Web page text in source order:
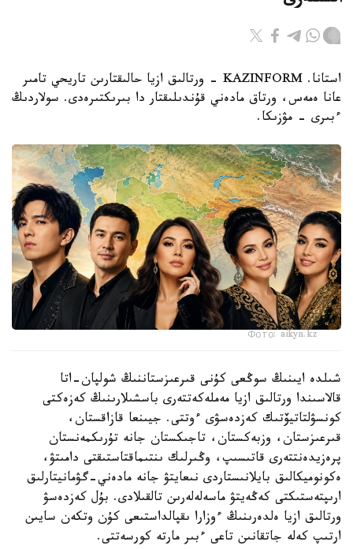
استانا. KAZINFORM - ورتالىق ازيا حالىقتارىن تاريحي تامىر
عانا ەمەس، ورتاق مادەني قۇندىلىقتار دا بىرىكتىرەدى. سولاردىڭ
ءبىرى – مۋزىكا.
Фото: aikyn.kz
شىلدە ايىنىڭ سوڭعى كۇنى قىرعىزستاننىڭ شولپان-اتا
قالاسىندا ورتالىق ازيا مەملەكەتتەرى باسشىلارىنىڭ كەزەكتى
كونسۋلتاتيۆتىك كەزدەسۋى ءوتتى. جيىنعا قازاقستان،
قىرعىزستان، وزبەكستان، تاجىكستان جانە تۇرىكمەنستان
پرەزيدەنتتەرى قاتىسىپ، وڭىرلىك ىنتىماقتاستىقتى دامىتۋ،
ەكونوميكالىق بايلانىستاردى نىعايتۋ جانە مادەني-گۋمانيتارلىق
ارىپتەستىكتى كەڭەيتۋ ماسەلەلەرىن تالقىلادى. بۇل كەزدەسۋ
ورتالىق ازيا ەلدەرىنىڭ ءوزارا ىقپالداستىعى كۇن وتكەن سايىن
ارتىپ كەلە جاتقانىن تاعى ءبىر مارتە كورسەتتى.